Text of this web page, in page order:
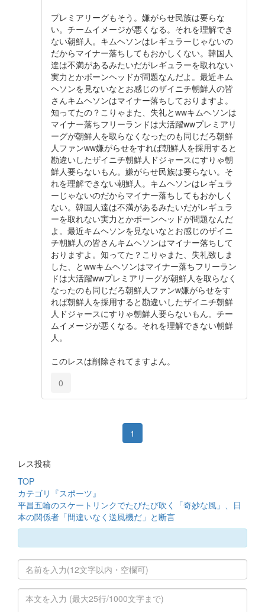
プレミアリーグもそう。嫌がらせ民族は要らな
い。チームイメージが悪くなる。それを理解でき
ない朝鮮人。キムヘソンはレギュラーじゃないの
だからマイナー落ちしてもおかしくない。韓国人
達は不満があるみたいだがレギュラーを取れない
実力とかボーンヘッドが問題なんだよ。最近キム
ヘソンを見ないなとお感じのザイニチ朝鮮人の皆
さんキムヘソンはマイナー落ちしておりますよ。
知ってたの？こりゃまた、失礼とwwキムヘソンは
マイナー落ちフリーランドは大活躍wwプレミアリ
ーグが朝鮮人を取らなくなったのも同じだろ朝鮮
人ファンww嫌がらせをすれば朝鮮人を採用すると
勘違いしたザイニチ朝鮮人ドジャースにすりゃ朝
鮮人要らないもん。嫌がらせ民族は要らない。そ
れを理解できない朝鮮人。キムヘソンはレギュラ
ーじゃないのだからマイナー落ちしてもおかしく
ない。韓国人達は不満があるみたいだがレギュラ
ーを取れない実力とかボーンヘッドが問題なんだ
よ。最近キムヘソンを見ないなとお感じのザイニ
チ朝鮮人の皆さんキムヘソンはマイナー落ちして
おりますよ。知ってた？こりゃまた、失礼致しま
した、とwwキムヘソンはマイナー落ちフリーラン
ドは大活躍wwプレミアリーグが朝鮮人を取らなく
なったのも同じだろ朝鮮人ファンw嫌がらせをす
れば朝鮮人を採用すると勘違いしたザイニチ朝鮮
人ドジャースにすりゃ朝鮮人要らないもん。チー
ムイメージが悪くなる。それを理解できない朝鮮
人。
このレスは削除されてますよん。
0
1
レス投稿
TOP
カテゴリ『スポーツ』
平昌五輪のスケートリンクでたびたび吹く「奇妙な風」、日
本の関係者「間違いなく送風機だ」と断言